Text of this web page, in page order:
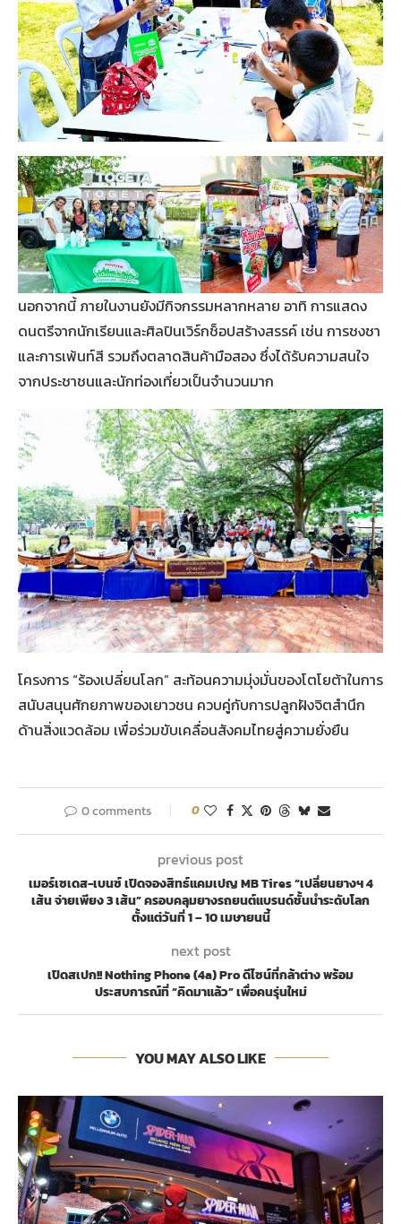
นอกจากนี้ ภายในงานยังมีกิจกรรมหลากหลาย อาทิ การแสดง
ดนตรีจากนักเรียนและศิลปินเวิร์กช็อปสร้างสรรค์ เช่น การชงชา
และการเพ้นท์สี รวมถึงตลาดสินค้ามือสอง ซึ่งได้รับความสนใจ
จากประชาชนและนักท่องเที่ยวเป็นจำนวนมาก
โครงการ “ร้องเปลี่ยนโลก” สะท้อนความมุ่งมั่นของโตโยต้าในการ
สนับสนุนศักยภาพของเยาวชน ควบคู่กับการปลูกฝังจิตสำนึก
ด้านสิ่งแวดล้อม เพื่อร่วมขับเคลื่อนสังคมไทยสู่ความยั่งยืน
0 comments 0
previous post
เมอร์เซเดส-เบนซ์ เปิดจองสิทธ์แคมเปญ MB Tires “เปลี่ยนยางฯ 4
เส้น จ่ายเพียง 3 เส้น” ครอบคลุมยางรถยนต์แบรนด์ชั้นนำระดับโลก
ตั้งแต่วันที่ 1 – 10 เมษายนนี้
next post
เปิดสเปก!! Nothing Phone (4a) Pro ดีไซน์ที่กล้าต่าง พร้อม
ประสบการณ์ที่ “คิดมาแล้ว” เพื่อคนรุ่นใหม่
YOU MAY ALSO LIKE